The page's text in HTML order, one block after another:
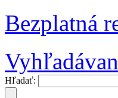
Bezplatná
Hľadať: